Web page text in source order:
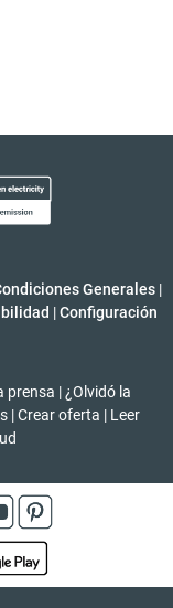
Generales |
| Configuración
prensa | ¿Olvidó la
| Crear oferta | Leer